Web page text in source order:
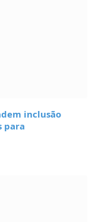
inclusão
para